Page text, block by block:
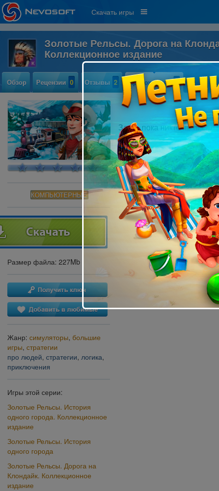
Скачать игры
Золотые Рельсы. Дорога на
Коллекционное издание
Обзор Рецензии 0 Отзывы 2 Прохождение 0
КОМПЬЮТЕРНЫЕ
Размер файла: 227Mb
Жанр: симуляторы, большие
игры, стратегии
про людей, стратегии, логика,
приключения
Игры этой серии:
Золотые Рельсы. История
одного города. Коллекционное
издание
Золотые Рельсы. История
одного города
Золотые Рельсы. Дорога на
Клондайк. Коллекционное
издание
Здесь пока никто не писал